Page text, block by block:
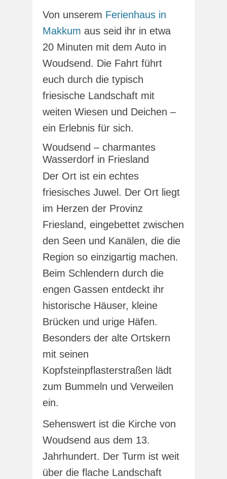
Von unserem Ferienhaus in
Makkum aus seid ihr in etwa
20 Minuten mit dem Auto in
Woudsend. Die Fahrt führt
euch durch die typisch
friesische Landschaft mit
weiten Wiesen und Deichen –
ein Erlebnis für sich.
Woudsend – charmantes
Wasserdorf in Friesland
Der Ort ist ein echtes
friesisches Juwel. Der Ort liegt
im Herzen der Provinz
Friesland, eingebettet zwischen
den Seen und Kanälen, die die
Region so einzigartig machen.
Beim Schlendern durch die
engen Gassen entdeckt ihr
historische Häuser, kleine
Brücken und urige Häfen.
Besonders der alte Ortskern
mit seinen
Kopfsteinpflasterstraßen lädt
zum Bummeln und Verweilen
ein.
Sehenswert ist die Kirche von
Woudsend aus dem 13.
Jahrhundert. Der Turm ist weit
über die flache Landschaft